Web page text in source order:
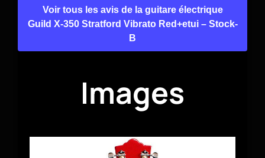
Voir tous les avis de la guitare électrique
Guild X-350 Stratford Vibrato Red+etui – Stock-
B
Images